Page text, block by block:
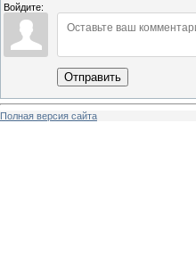
Войдите:
Отправить
Полная версия сайта